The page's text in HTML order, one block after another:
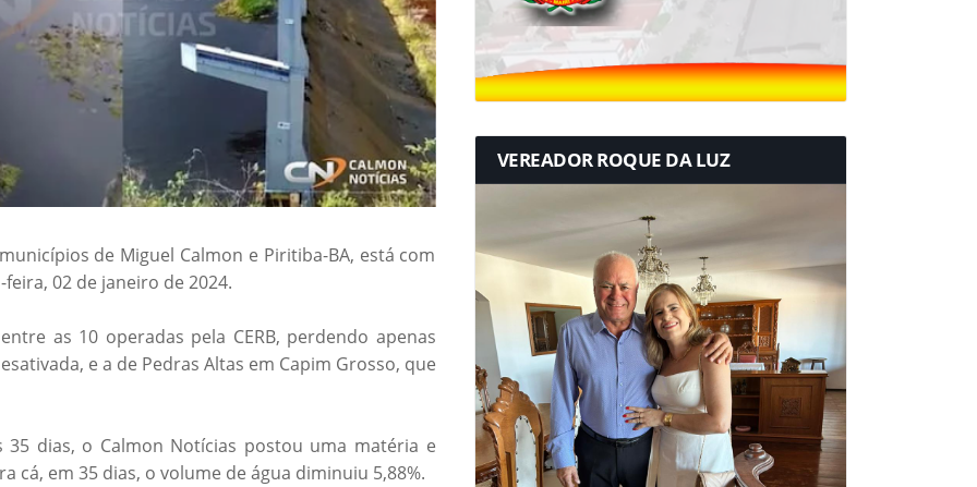
de Miguel Calmon e Piritiba-BA, está com
02 de janeiro de 2024.
as 10 operadas pela CERB, perdendo apenas
e a de Pedras Altas em Capim Grosso, que
dias, o Calmon Notícias postou uma matéria e
cá, em 35 dias, o volume de água diminuiu 5,88%.
VEREADOR ROQUE DA LUZ